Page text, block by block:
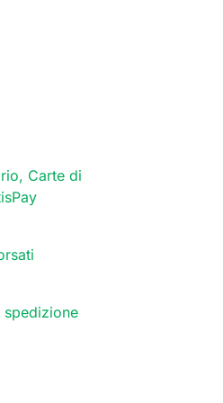
Carte di